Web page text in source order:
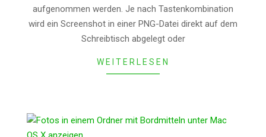
aufgenommen werden. Je nach Tastenkombination
wird ein Screenshot in einer PNG-Datei direkt auf dem
Schreibtisch abgelegt oder
WEITERLESEN